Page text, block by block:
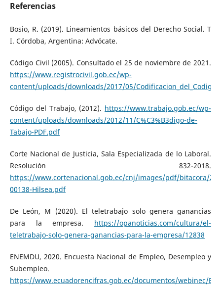
Referencias
Bosio, R. (2019). Lineamientos básicos del Derecho Social. T
I. Córdoba, Argentina: Advócate.
Código Civil (2005). Consultado el 25 de noviembre de 2021.
https://www.registrocivil.gob.ec/wp-
content/uploads/downloads/2017/05/
Código del Trabajo, (2012). https://www.trabajo.gob.ec/wp-
content/uploads/downloads/2012/11/C%C3%B3digo-de-
Tabajo-PDF.pdf
Corte Nacional de Justicia, Sala Especializada de lo Laboral.
Resolución 832-2018.
https://www.cortenacional.gob.ec/cnj/images/pdf/bitacora/
00138-Hilsea.pdf
De León, M (2020). El teletrabajo solo genera ganancias
para la empresa. https://opanoticias.com/cultura/el-
teletrabajo-solo-genera-ganancias-para-la-empresa/12838
ENEMDU, 2020. Encuesta Nacional de Empleo, Desempleo y
Subempleo.
https://www.ecuadorencifras.gob.ec/documentos/webinec/